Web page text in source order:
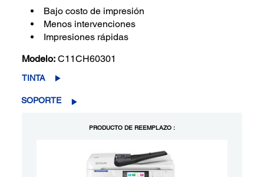
Bajo costo de impresión
Menos intervenciones
Impresiones rápidas
Modelo: C11CH60301
TINTA
SOPORTE
PRODUCTO DE REEMPLAZO :